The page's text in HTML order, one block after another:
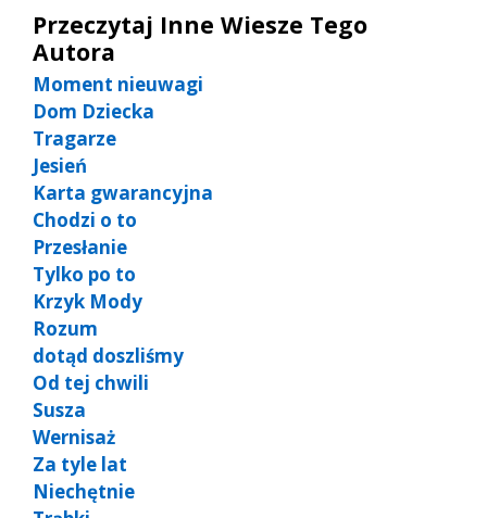
Przeczytaj Inne Wiesze Tego
Autora
Moment nieuwagi
Dom Dziecka
Tragarze
Jesień
Karta gwarancyjna
Chodzi o to
Przesłanie
Tylko po to
Krzyk Mody
Rozum
dotąd doszliśmy
Od tej chwili
Susza
Wernisaż
Za tyle lat
Niechętnie